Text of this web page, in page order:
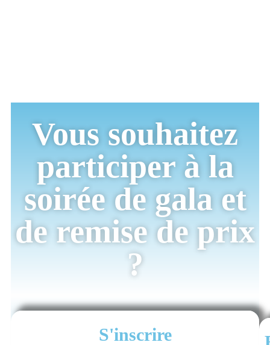
Vous souhaitez
participer à la
soirée de gala et
de remise de prix
?
S'inscrire